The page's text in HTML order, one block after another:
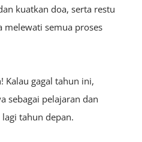
kuatkan doa, serta restu
melewati semua proses
Kalau gagal tahun ini,
sebagai pelajaran dan
tahun depan.